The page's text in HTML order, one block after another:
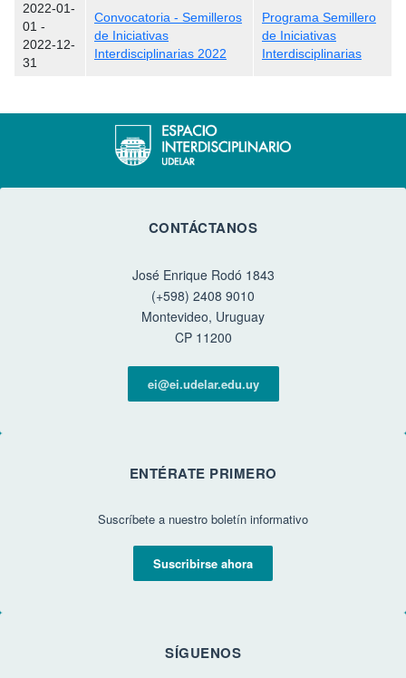
2022-01-
01 -
2022-12-
31
Convocatoria - Semilleros
de Iniciativas
Interdisciplinarias 2022
Programa Semillero
de Iniciativas
Interdisciplinarias
CONTÁCTANOS
José Enrique Rodó 1843
(+598) 2408 9010
Montevideo, Uruguay
CP 11200
ei@ei.udelar.edu.uy
ENTÉRATE PRIMERO
Suscríbete a nuestro boletín informativo
Suscribirse ahora
SÍGUENOS